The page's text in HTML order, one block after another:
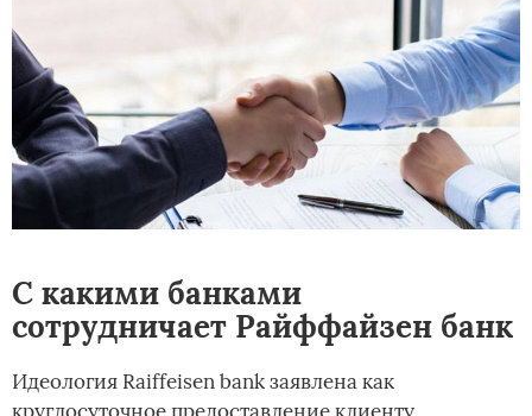
С какими банками
сотрудничает Райффайзен банк
Идеология Raiffeisen bank заявлена как